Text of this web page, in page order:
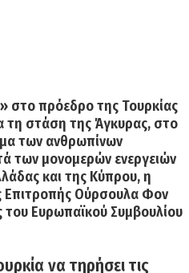
στο πρόεδρο της Τουρκίας
τη στάση της Άγκυρας, στο
των ανθρωπίνων
των μονομερών ενεργειών
και της Κύπρου, η
Επιτροπής Ούρσουλα Φον
του Ευρωπαϊκού Συμβουλίου
να τηρήσει τις